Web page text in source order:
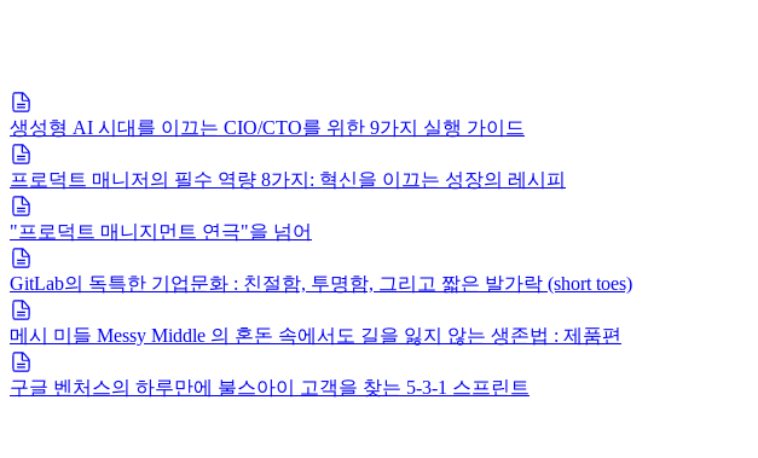
생성형 AI 시대를 이끄는 CIO/CTO를 위한 9가지 실행 가이드
프로덕트 매니저의 필수 역량 8가지: 혁신을 이끄는 성장의 레시피
"프로덕트 매니지먼트 연극"을 넘어
GitLab의 독특한 기업문화 : 친절함, 투명함, 그리고 짧은 발가락 (short toes)
메시 미들 Messy Middle 의 혼돈 속에서도 길을 잃지 않는 생존법 : 제품편
구글 벤처스의 하루만에 불스아이 고객을 찾는 5-3-1 스프린트